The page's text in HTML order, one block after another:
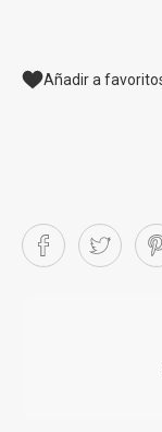
Añadir a